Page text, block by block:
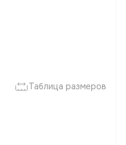
Таблица размеров